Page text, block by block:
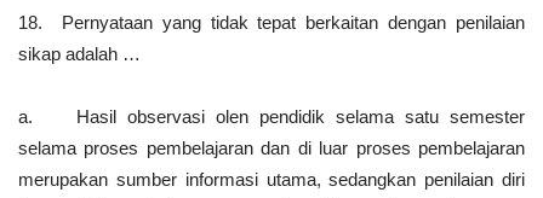
18. Pernyataan yang tidak tepat berkaitan dengan penilaian
sikap adalah …
a. Hasil observasi olen pendidik selama satu semester
selama proses pembelajaran dan di luar proses pembelajaran
merupakan sumber informasi utama, sedangkan penilaian diri